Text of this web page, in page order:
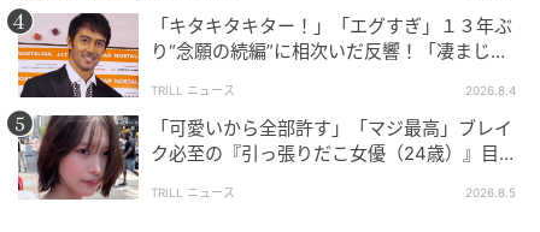
りに手紙と贈り物まで届けたIU。その細やかな気配り
と変わらぬ真心は、こどもの日をいっそう特別なもの
にした。作品の中だけでなく、作品の外でも温かさを
伝えるIUの善意が、多くの人の心に深い余韻を残して
いる。
（記事提供=OSEN）
「キタキタキター！」「エグすぎ」１３年ぶ
り“念願の続編”に相次いだ反響！「凄まじく
TRILL ニュース 2026.8.4
「可愛いから全部許す」「マジ最高」ブレイ
ク必至の『引っ張りだこ女優（24歳）』目が
TRILL ニュース 2026.8.5